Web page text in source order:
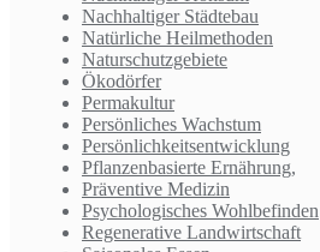
Nachhaltiger Städtebau
Natürliche Heilmethoden
Naturschutzgebiete
Ökodörfer
Permakultur
Persönliches Wachstum
Persönlichkeitsentwicklung
Pflanzenbasierte Ernährung,
Präventive Medizin
Psychologisches Wohlbefinden
Regenerative Landwirtschaft